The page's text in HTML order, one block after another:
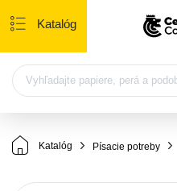
Katalóg
Katalóg Písacie potreby